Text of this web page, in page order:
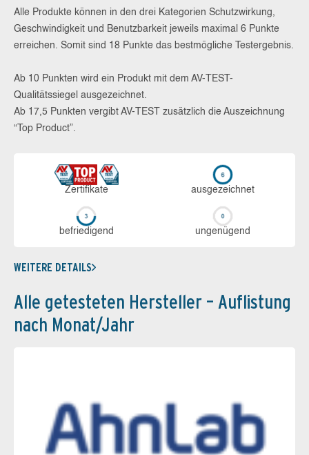
Alle Produkte können in den drei Kategorien Schutzwirkung,
Geschwindigkeit und Benutzbarkeit jeweils maximal 6 Punkte
erreichen. Somit sind 18 Punkte das bestmögliche Testergebnis.
Ab 10 Punkten wird ein Produkt mit dem AV-TEST-
Qualitätssiegel ausgezeichnet.
Ab 17,5 Punkten vergibt AV-TEST zusätzlich die Auszeichnung
“Top Product”.
Zerti­fikate aus­ge­zeich­net
be­frie­di­gend un­ge­nü­gend
WEITERE DETAILS
Alle getesteten Hersteller – Auflistung
nach Monat/Jahr